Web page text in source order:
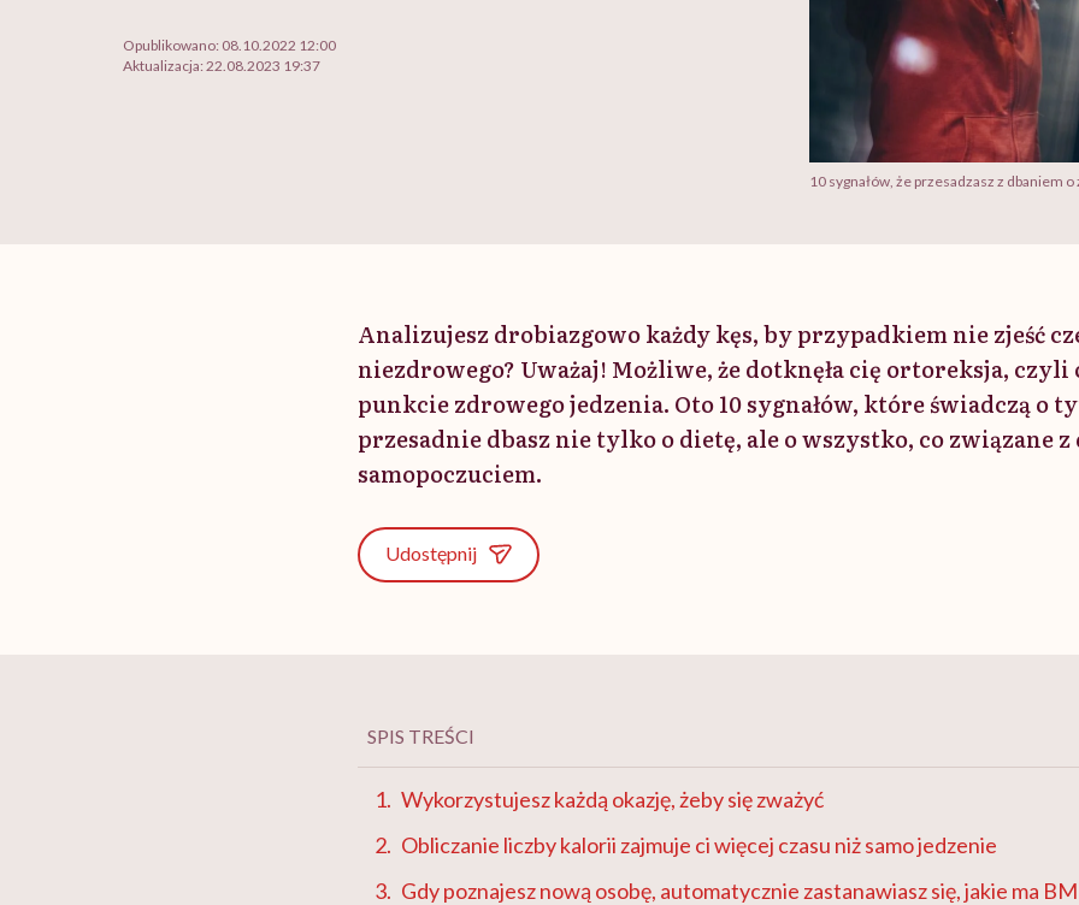
Opublikowano: 08.10.2022 12:00
Aktualizacja: 22.08.2023 19:37
10 sygnałów, że przesadzasz z dbaniem
Analizujesz drobiazgowo każdy kęs, by przypadkiem nie zjeść
niezdrowego? Uważaj! Możliwe, że dotknęła cię ortoreksja, czyli
punkcie zdrowego jedzenia. Oto 10 sygnałów, które świadczą o
przesadnie dbasz nie tylko o dietę, ale o wszystko, co związane
samopoczuciem.
Udostępnij
SPIS TREŚCI
Wykorzystujesz każdą okazję, żeby się zważyć
Obliczanie liczby kalorii zajmuje ci więcej czasu niż samo jedzenie
Gdy poznajesz nową osobę, automatycznie zastanawiasz się, jakie ma